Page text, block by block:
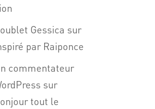
Gessica sur
par Raiponce
commentateur
sur
tout le